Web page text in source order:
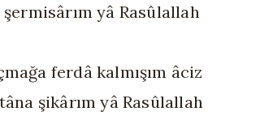
yâ Rasûlallah
ferdâ kalmışım âciz
şikârım yâ Rasûlallah